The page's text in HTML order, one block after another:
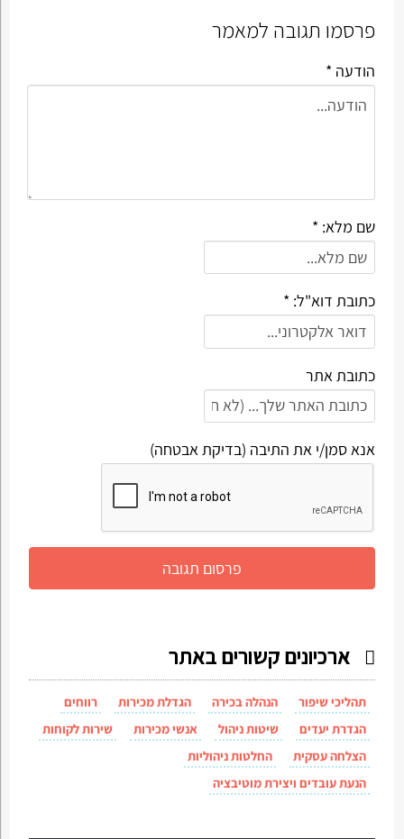
פרסמו תגובה למאמר
הודעה *
שם מלא: *
כתובת דוא"ל: *
כתובת אתר
אנא סמן/י את התיבה (בדיקת אבטחה)
ארכיונים קשורים באתר
תהליכי שיפור הנהלה בכירה הגדלת מכירות
רווחים
הגדרת יעדים
שיטות ניהול אנשי מכירות
שירות לקוחות
הצלחה עסקית
החלטות ניהוליות
הנעת עובדים ויצירת מוטיבציה